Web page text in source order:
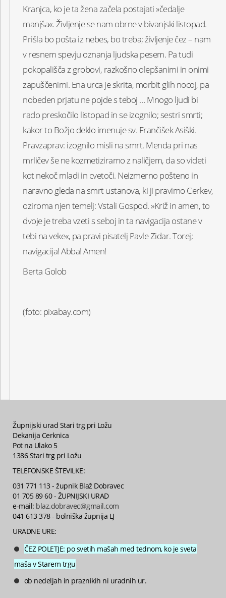
Kranjca, ko je ta žena začela postajati »čedalje
manjša«. Življenje se nam obrne v bivanjski listopad.
Prišla bo pošta iz nebes, bo treba; življenje čez – nam
v resnem spevju oznanja ljudska pesem. Pa tudi
pokopališča z grobovi, razkošno olepšanimi in onimi
zapuščenimi. Ena urca je skrita, morbit glih nocoj, pa
nobeden prjatu ne pojde s teboj … Mnogo ljudi bi
rado preskočilo listopad in se izognilo; sestri smrti;
kakor to Božjo deklo imenuje sv. Frančišek Asiški.
Pravzaprav: izognilo misli na smrt. Menda pri nas
mrličev še ne kozmetiziramo z naličjem, da so videti
kot nekoč mladi in cvetoči. Neizmerno pošteno in
naravno gleda na smrt ustanova, ki ji pravimo Cerkev,
oziroma njen temelj: Vstali Gospod. »Križ in amen, to
dvoje je treba vzeti s seboj in ta navigacija ostane v
tebi na veke«, pa pravi pisatelj Pavle Zidar. Torej;
navigacija! Abba! Amen!
Berta Golob
(foto: pixabay.com)
Župnijski urad Stari trg pri Ložu
Dekanija Cerknica
Pot na Ulako 5
1386 Stari trg pri Ložu
TELEFONSKE ŠTEVILKE:
031 771 113 - župnik Blaž Dobravec
01 705 89 60 - ŽUPNIJSKI URAD
e-mail: blaz.dobravec@gmail.com
041 613 378 - bolniška župnija LJ
URADNE URE:
ČEZ POLETJE: po svetih mašah med tednom, ko je sveta
maša v Starem trgu
ob nedeljah in praznikih ni uradnih ur.